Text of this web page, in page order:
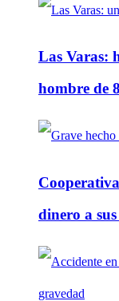
Las Varas:
hombre de
dinero a